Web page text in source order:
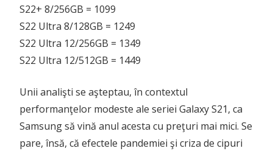
S22+ 8/256GB = 1099
S22 Ultra 8/128GB = 1249
S22 Ultra 12/256GB = 1349
S22 Ultra 12/512GB = 1449
Unii analişti se aşteptau, în contextul
performanţelor modeste ale seriei Galaxy S21, ca
Samsung să vină anul acesta cu preţuri mai mici. Se
pare, însă, că efectele pandemiei şi criza de cipuri